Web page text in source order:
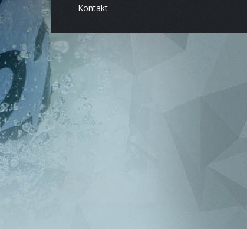
Kontakt